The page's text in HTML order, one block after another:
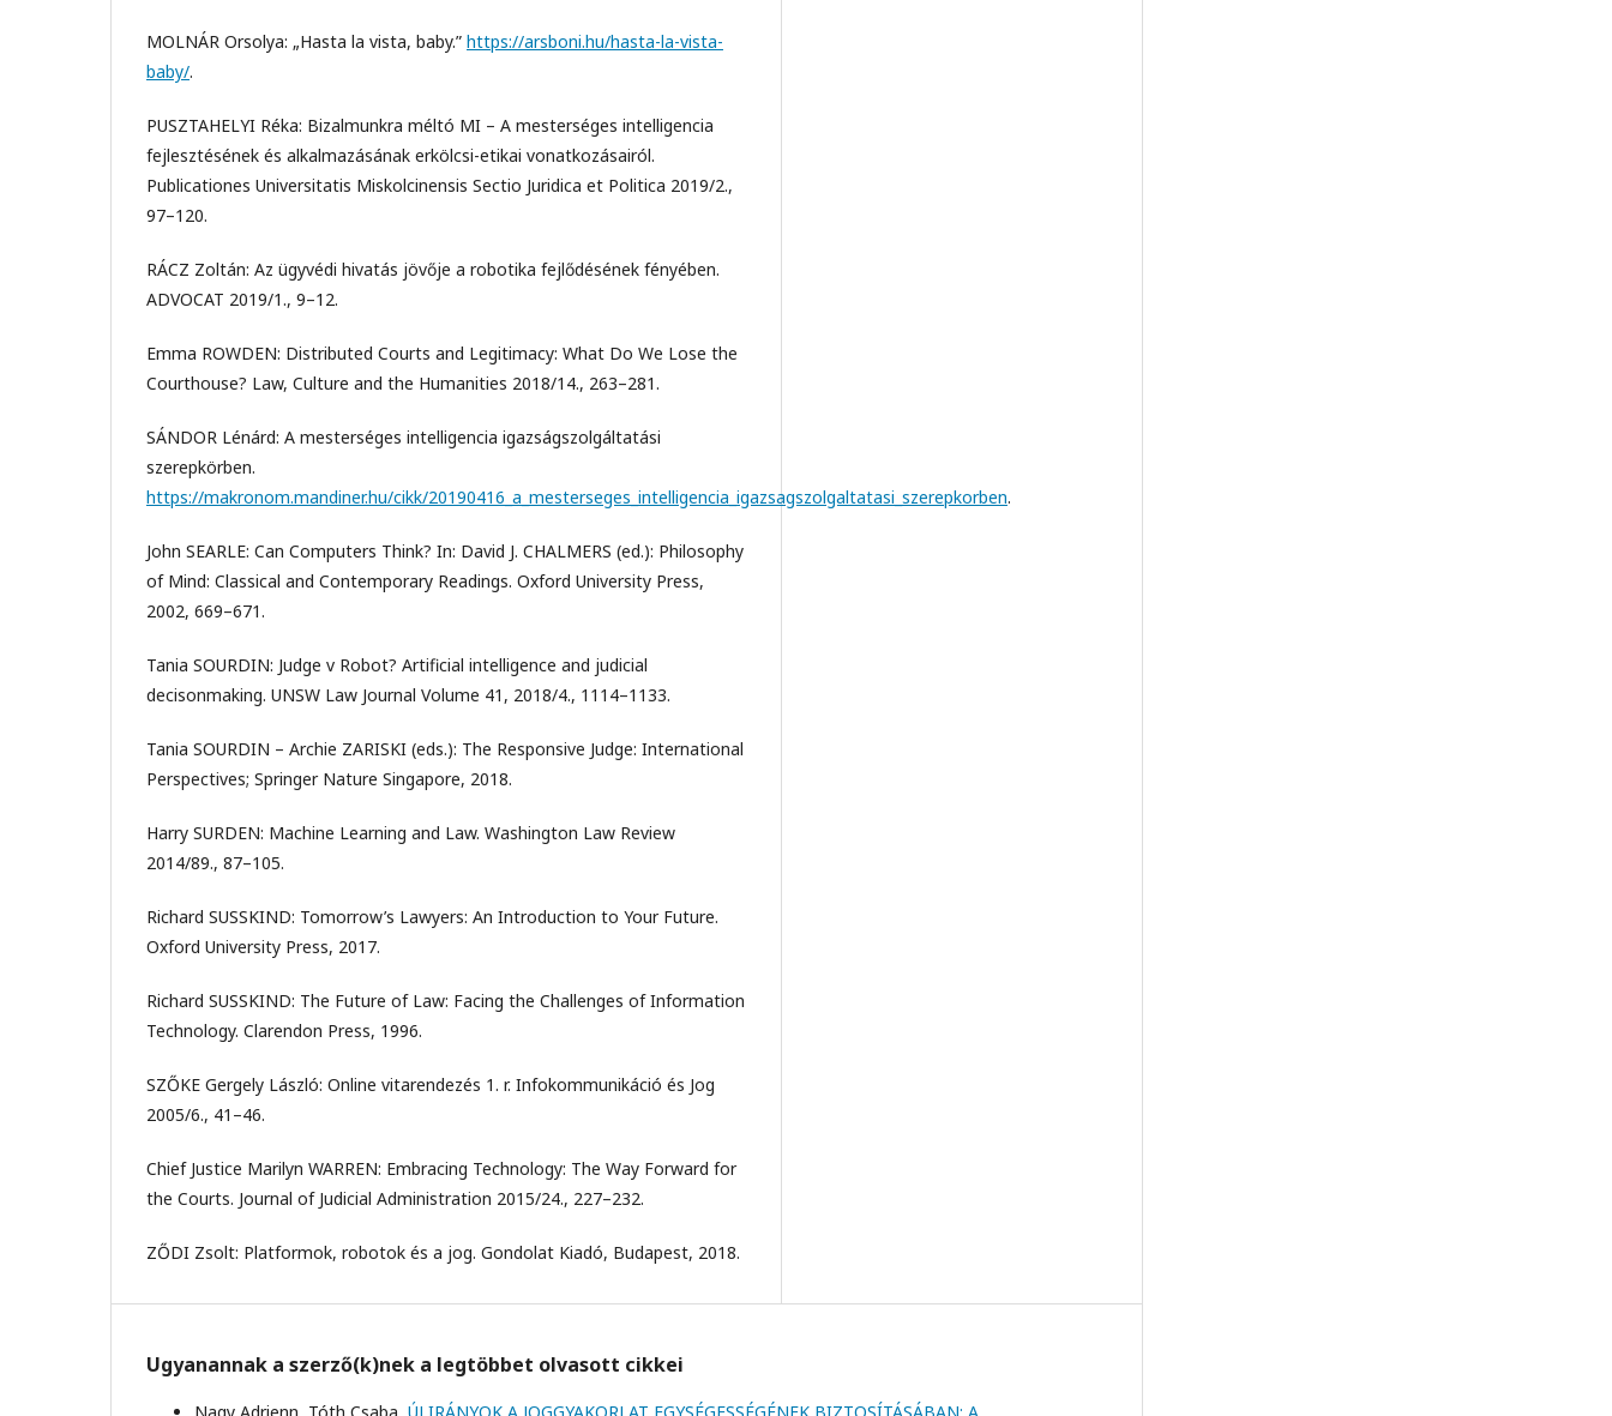
MOLNÁR Orsolya: „Hasta la vista, baby.” https://arsboni.hu/hasta-la-vista-
baby/.
PUSZTAHELYI Réka: Bizalmunkra méltó MI – A mesterséges intelligencia
fejlesztésének és alkalmazásának erkölcsi-etikai vonatkozásairól.
Publicationes Universitatis Miskolcinensis Sectio Juridica et Politica 2019/2.,
97–120.
RÁCZ Zoltán: Az ügyvédi hivatás jövője a robotika fejlődésének fényében.
ADVOCAT 2019/1., 9–12.
Emma ROWDEN: Distributed Courts and Legitimacy: What Do We Lose the
Courthouse? Law, Culture and the Humanities 2018/14., 263–281.
SÁNDOR Lénárd: A mesterséges intelligencia igazságszolgáltatási
szerepkörben.
https://makronom.mandiner.hu/cikk/20190416_a_mesterseges_intelligencia_igazsagszolgaltatasi_szerepkorben.
John SEARLE: Can Computers Think? In: David J. CHALMERS (ed.): Philosophy
of Mind: Classical and Contemporary Readings. Oxford University Press,
2002, 669–671.
Tania SOURDIN: Judge v Robot? Artificial intelligence and judicial
decisonmaking. UNSW Law Journal Volume 41, 2018/4., 1114–1133.
Tania SOURDIN – Archie ZARISKI (eds.): The Responsive Judge: International
Perspectives; Springer Nature Singapore, 2018.
Harry SURDEN: Machine Learning and Law. Washington Law Review
2014/89., 87–105.
Richard SUSSKIND: Tomorrow’s Lawyers: An Introduction to Your Future.
Oxford University Press, 2017.
Richard SUSSKIND: The Future of Law: Facing the Challenges of Information
Technology. Clarendon Press, 1996.
SZŐKE Gergely László: Online vitarendezés 1. r. Infokommunikáció és Jog
2005/6., 41–46.
Chief Justice Marilyn WARREN: Embracing Technology: The Way Forward for
the Courts. Journal of Judicial Administration 2015/24., 227–232.
ZŐDI Zsolt: Platformok, robotok és a jog. Gondolat Kiadó, Budapest, 2018.
Ugyanannak a szerző(k)nek a legtöbbet olvasott cikkei